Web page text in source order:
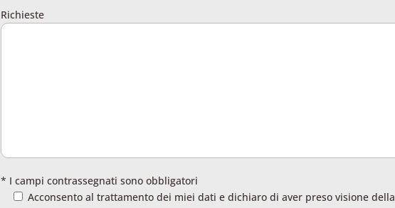
Richieste
* I campi contrassegnati sono obbligatori
Acconsento al trattamento dei miei dati e dichiaro di aver preso visione della